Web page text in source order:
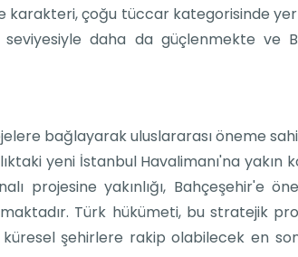
çoğu tüccar kategorisinde
daha da güçlenmekte ve
bağlayarak uluslararası öneme
yeni İstanbul Havalimanı'na yakın
projesine yakınlığı, Bahçeşehir'e
Türk hükümeti, bu stratejik
küresel şehirlere rakip olabilecek en